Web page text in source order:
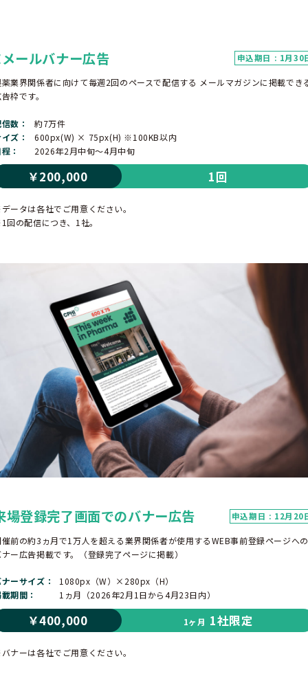
ールバナー広告 申込期日 : 1月30
業界関係者に向けて毎週2回のペースで配信する メールマガジンに掲載でき
枠です。
数
約7万件
ズ
600px(W) × 75px(H) ※100KB以内
2026年2月中旬～4月中旬
￥200,000 1回
ータは各社でご用意ください。
回の配信につき、1社。
場登録完了画面でのバナー広告 申込期日 : 12月20
前の約3ヵ月で1万人を超える業界関係者が使用するWEB事前登録ページへの
ー広告掲載です。（登録完了ページに掲載）
ーサイズ
1080px（W）×280px（H）
期間
1ヵ月（2026年2月1日から4月23日内）
￥400,000 1ヶ月 1社限定
ナーは各社でご用意ください。